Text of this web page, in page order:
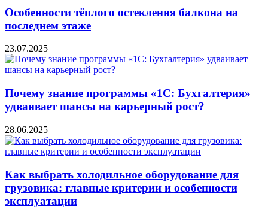
Особенности тёплого остекления балкона на
последнем этаже
23.07.2025
Почему знание программы «1С: Бухгалтерия»
удваивает шансы на карьерный рост?
28.06.2025
Как выбрать холодильное оборудование для
грузовика: главные критерии и особенности
эксплуатации